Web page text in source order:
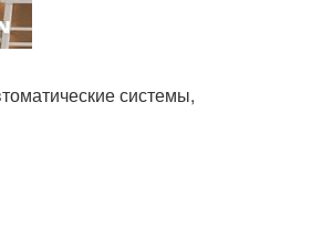
системы,